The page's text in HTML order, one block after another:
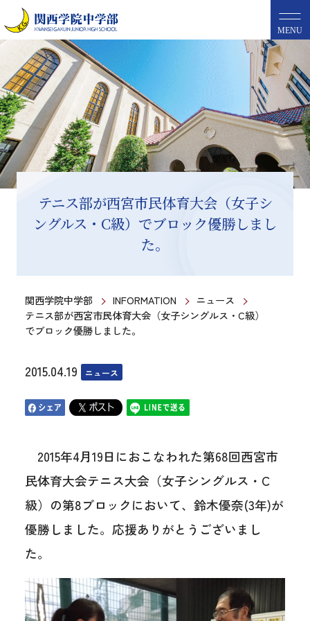
MENU
テニス部が西宮市民体育大会（女子シ
ングルス・C級）でブロック優勝しまし
た。
関西学院中学部 INFORMATION
ニュース
テニス部が西宮市民体育大会（女子シングルス・C級）
でブロック優勝しました。
2015.04.19 ニュース
2015年4月19日におこなわれた第68回西宮市
民体育大会テニス大会（女子シングルス・C
級）の第8ブロックにおいて、鈴木優奈(3年)が
優勝しました。応援ありがとうございまし
た。